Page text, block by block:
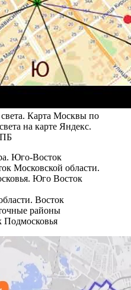
Карта Москвы по
на карте Яндекс.
Восток
районы
Подмосковья